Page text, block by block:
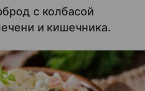
с колбасой
и кишечника.